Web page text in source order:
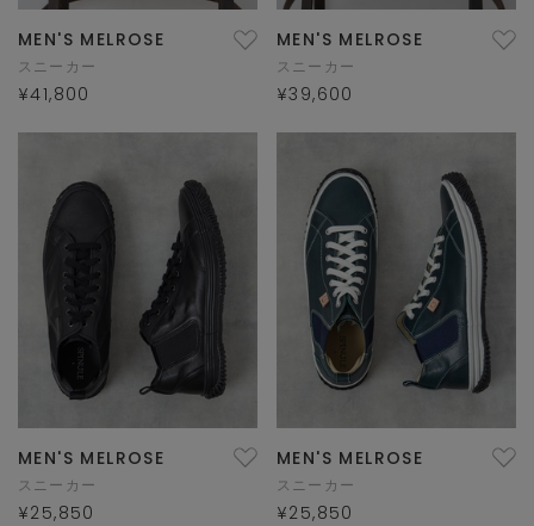
MEN'S MELROSE
スニーカー
¥41,800
MEN'S MELROSE
スニーカー
¥39,600
MEN'S MELROSE
スニーカー
¥25,850
MEN'S MELROSE
スニーカー
¥25,850